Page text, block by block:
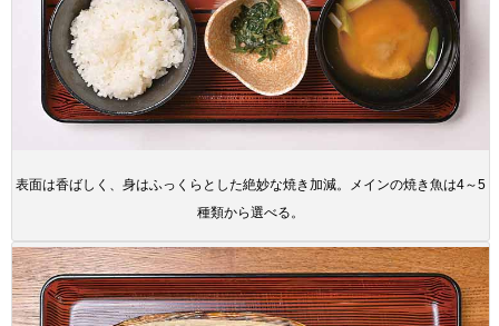
表面は香ばしく、身はふっくらとした絶妙な焼き加減。メインの焼き魚は4～5
種類から選べる。